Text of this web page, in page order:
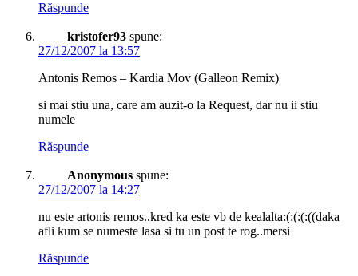
Răspunde
kristofer93 spune:
27/12/2007 la 13:57
Antonis Remos – Kardia Mov (Galleon Remix)
si mai stiu una, care am auzit-o la Request, dar nu ii stiu
numele
Răspunde
Anonymous spune:
27/12/2007 la 14:27
nu este artonis remos..kred ka este vb de kealalta:(:(:(:((daka
afli kum se numeste lasa si tu un post te rog..mersi
Răspunde